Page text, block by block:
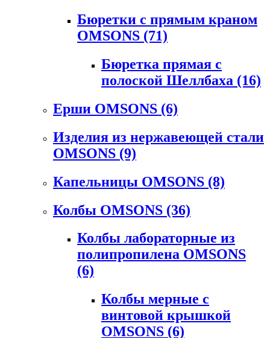
Бюретки с прямым краном
OMSONS (71)
Бюретка прямая с
полоской Шеллбаха (16)
Ерши OMSONS (6)
Изделия из нержавеющей стали
OMSONS (9)
Капельницы OMSONS (8)
Колбы OMSONS (36)
Колбы лабораторные из
полипропилена OMSONS
(6)
Колбы мерные с
винтовой крышкой
OMSONS (6)